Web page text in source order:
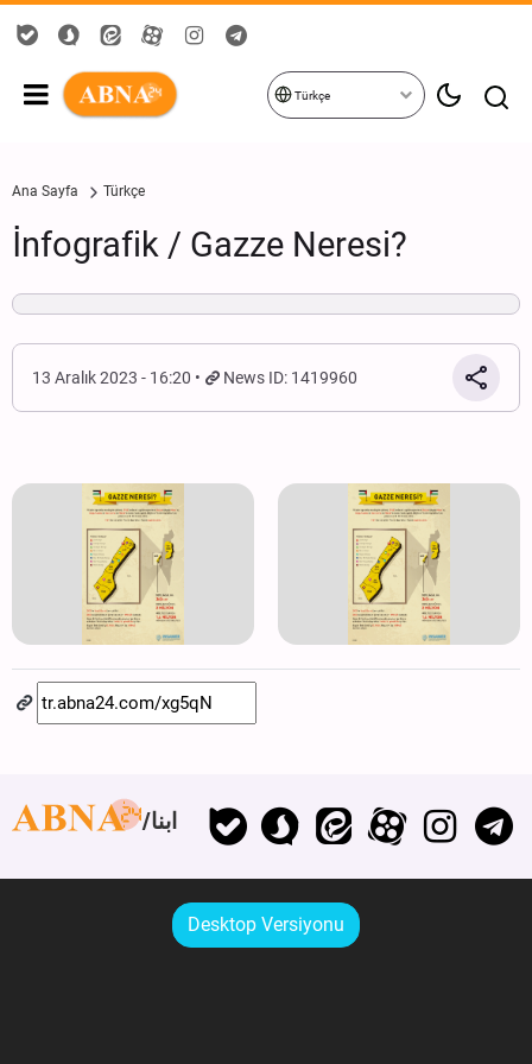
Türkçe
Ana Sayfa Türkçe
İnfografik / Gazze Neresi?
13 Aralık 2023 - 16:20 News ID: 1419960
ابنا
Desktop Versiyonu